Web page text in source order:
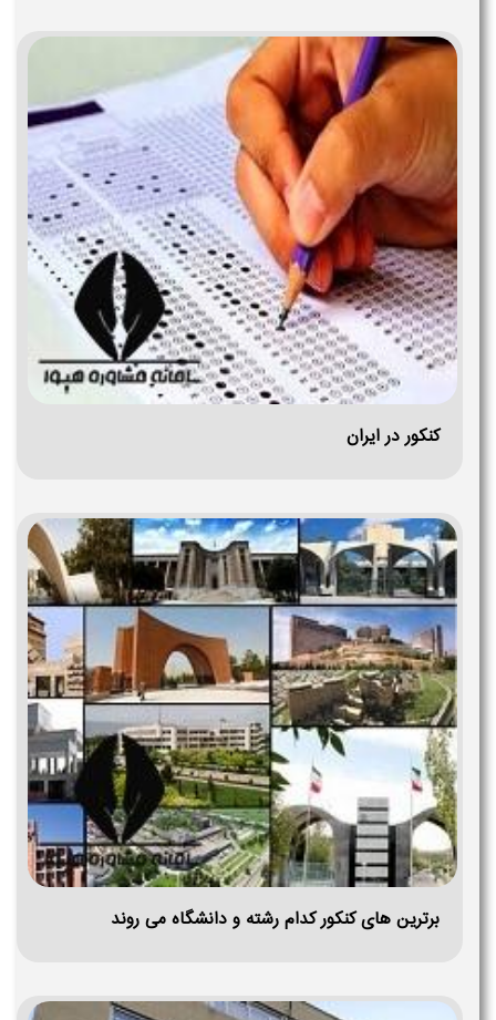
کنکور در ایران
برترین های کنکور کدام رشته و دانشگاه می روند